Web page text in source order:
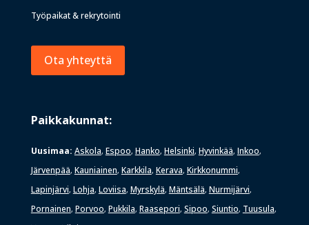
Työpaikat & rekrytointi
Ota yhteyttä
Paikkakunnat:
Uusimaa: Askola, Espoo, Hanko, Helsinki, Hyvinkää, Inkoo,
Järvenpää, Kauniainen, Karkkila, Kerava, Kirkkonummi,
Lapinjärvi, Lohja, Loviisa, Myrskylä, Mäntsälä, Nurmijärvi,
Pornainen, Porvoo, Pukkila, Raasepori, Sipoo, Siuntio, Tuusula,